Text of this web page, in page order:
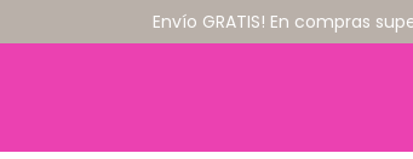
Envío GRATIS! En compras